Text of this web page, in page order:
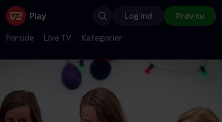
Log ind Prøv nu
Forside Live TV Kategorier